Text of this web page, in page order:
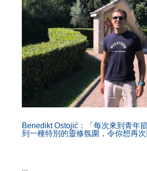
Benedikt Ostojić：「每次來到青年
到一種特別的靈修氛圍，令你想再次